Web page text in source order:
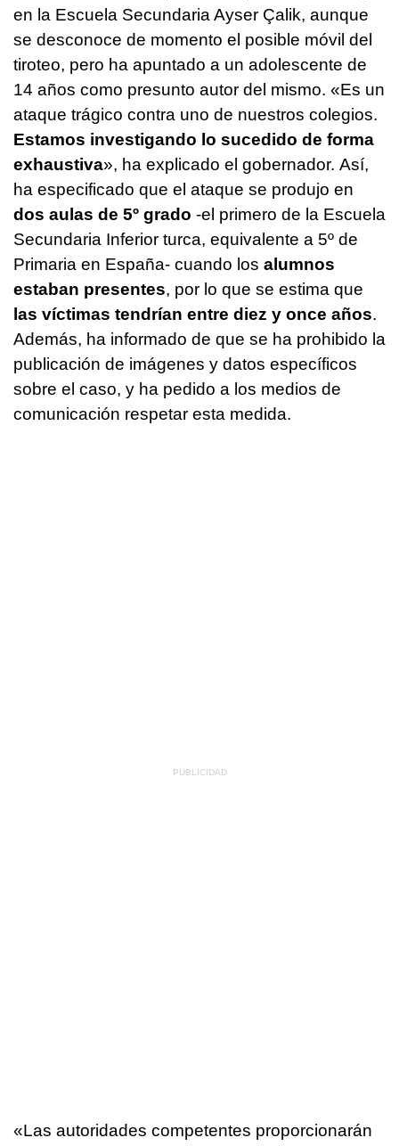
en la Escuela Secundaria Ayser Çalik, aunque
se desconoce de momento el posible móvil del
tiroteo, pero ha apuntado a un adolescente de
14 años como presunto autor del mismo. «Es un
ataque trágico contra uno de nuestros colegios.
Estamos investigando lo sucedido de forma
exhaustiva», ha explicado el gobernador. Así,
ha especificado que el ataque se produjo en
dos aulas de 5º grado -el primero de la Escuela
Secundaria Inferior turca, equivalente a 5º de
Primaria en España- cuando los alumnos
estaban presentes, por lo que se estima que
las víctimas tendrían entre diez y once años.
Además, ha informado de que se ha prohibido la
publicación de imágenes y datos específicos
sobre el caso, y ha pedido a los medios de
comunicación respetar esta medida.
«Las autoridades competentes proporcionarán